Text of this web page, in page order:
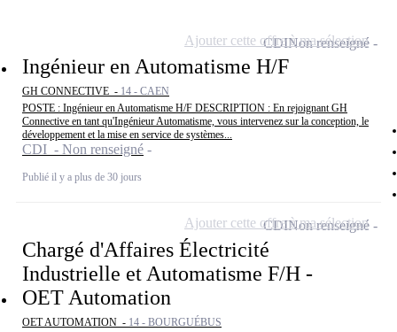
Ingénieur en Automatisme H/F
GH CONNECTIVE - 14 - CAEN
POSTE : Ingénieur en Automatisme H/F DESCRIPTION : En rejoignant GH
Connective en tant qu'Ingénieur Automatisme, vous intervenez sur la conception, le
développement et la mise en service de systèmes...
CDI - Non renseigné
Publié il y a plus de 30 jours
CDINon renseigné
Ajouter cette offre à ma sélection
Chargé d'Affaires Électricité
Industrielle et Automatisme F/H -
OET Automation
OET AUTOMATION - 14 - BOURGUÉBUS
CDINon renseigné
Ajouter cette offre à ma sélection